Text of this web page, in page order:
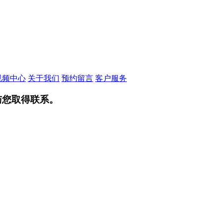
频中心 关于我们 预约留言 客户服务
取得联系。